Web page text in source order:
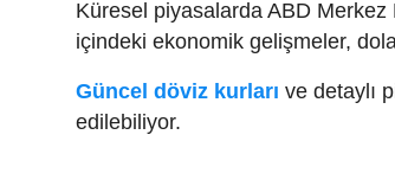
Küresel piyasalarda ABD Merkez
içindeki ekonomik gelişmeler,
Güncel döviz kurları ve detaylı
edilebiliyor.